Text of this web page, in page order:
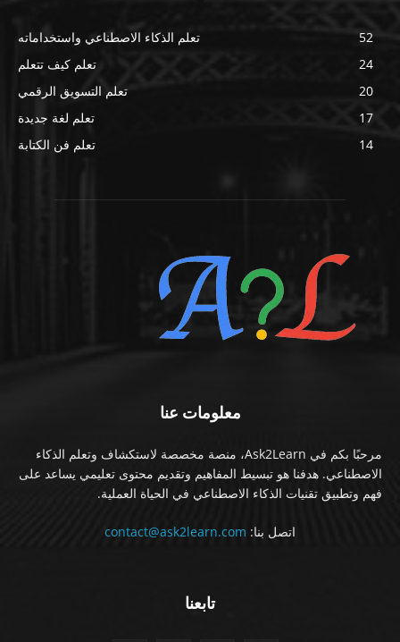
تعلم الذكاء الاصطناعي واستخداماته
52
تعلم كيف تتعلم
24
تعلم التسويق الرقمي
20
تعلم لغة جديدة
17
تعلم فن الكتابة
14
معلومات عنا
مرحبًا بكم في Ask2Learn، منصة مخصصة لاستكشاف وتعلم الذكاء
الاصطناعي. هدفنا هو تبسيط المفاهيم وتقديم محتوى تعليمي يساعد على
فهم وتطبيق تقنيات الذكاء الاصطناعي في الحياة العملية.
اتصل بنا: contact@ask2learn.com
تابعنا